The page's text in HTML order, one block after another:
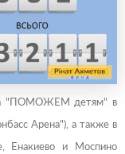
"ПОМОЖЕМ детям" в
Арена"), а также в
Енакиево и Моспино